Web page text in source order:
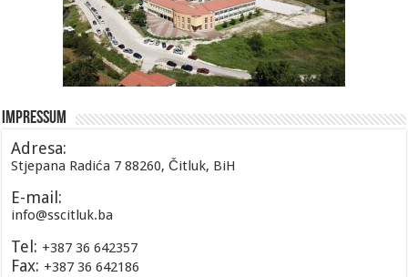
Impressum
Adresa:
Stjepana Radića 7 88260, Čitluk, BiH
E-mail:
info@sscitluk.ba
Tel: +387 36 642357
Fax: +387 36 642186